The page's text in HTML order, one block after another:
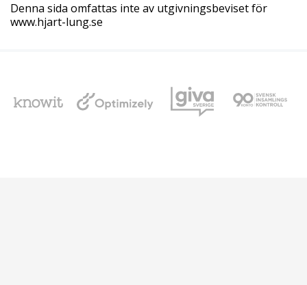
Denna sida omfattas inte av utgivningsbeviset för
www.hjart-lung.se